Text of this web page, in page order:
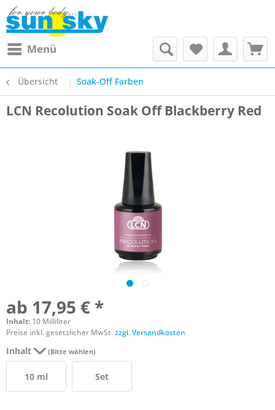
Menü
Übersicht Soak-Off Farben
LCN Recolution Soak Off Blackberry Red
ab 17,95 € *
Inhalt: 10 Milliliter
Preise inkl. gesetzlicher MwSt.zzgl. Versandkosten
Inhalt (Bitte wählen)
10 ml Set